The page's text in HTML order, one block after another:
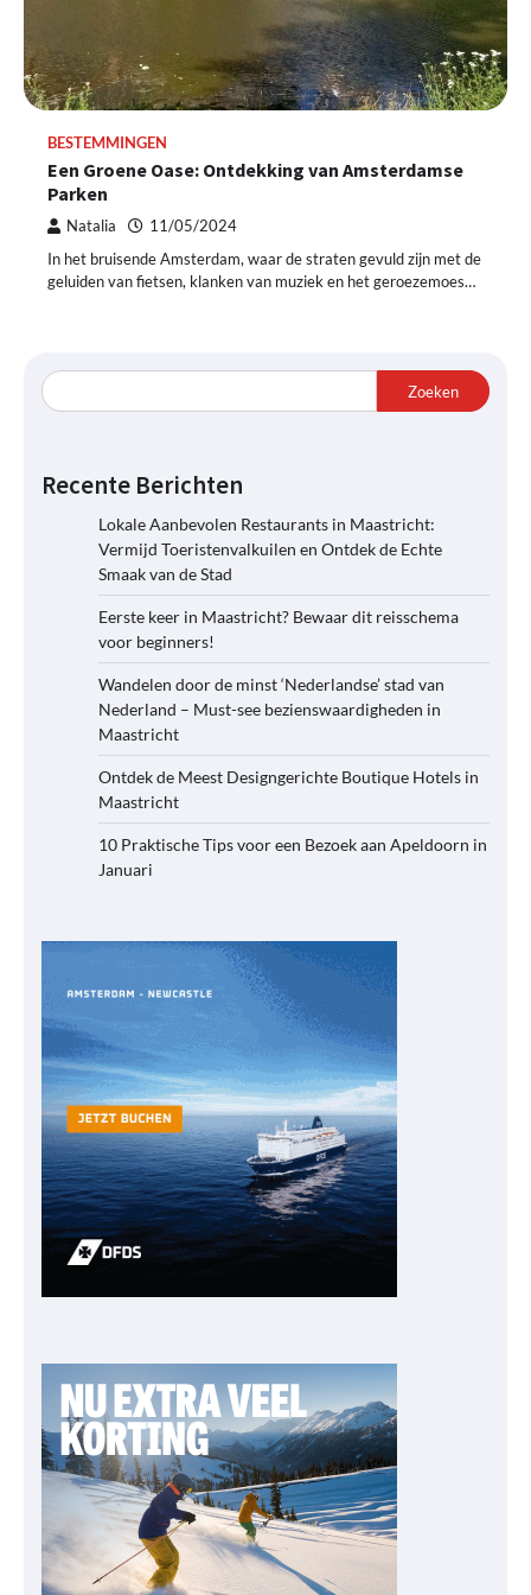
BESTEMMINGEN
Een Groene Oase: Ontdekking van Amsterdamse
Parken
Natalia 11/05/2024
In het bruisende Amsterdam, waar de straten gevuld zijn met de
geluiden van fietsen, klanken van muziek en het geroezemoes…
Zoeken
Recente Berichten
Lokale Aanbevolen Restaurants in Maastricht:
Vermijd Toeristenvalkuilen en Ontdek de Echte
Smaak van de Stad
Eerste keer in Maastricht? Bewaar dit reisschema
voor beginners!
Wandelen door de minst ‘Nederlandse’ stad van
Nederland – Must-see bezienswaardigheden in
Maastricht
Ontdek de Meest Designgerichte Boutique Hotels in
Maastricht
10 Praktische Tips voor een Bezoek aan Apeldoorn in
Januari